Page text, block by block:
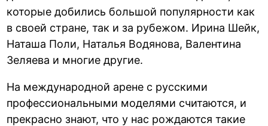
которые добились большой популярности как
в своей стране, так и за рубежом. Ирина Шейк,
Наташа Поли, Наталья Водянова, Валентина
Зеляева и многие другие.
На международной арене с русскими
профессиональными моделями считаются, и
прекрасно знают, что у нас рождаются такие